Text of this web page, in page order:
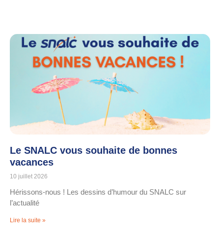
Le SNALC vous souhaite de bonnes
vacances
10 juillet 2026
Hérissons-nous ! Les dessins d’humour du SNALC sur
l’actualité
Lire la suite »